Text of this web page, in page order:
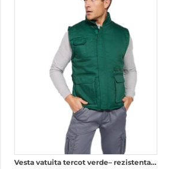
Vesta matlasata barbati rosu
126,75 lei cu TVA
104,75 lei
126,75 lei cu TVA
Adaugă în Coş
Vesta vatuita tercot verde– rezistenta și confortabila